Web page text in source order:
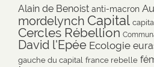
Alain de Benoist anti-macron
mordelynch Capital
Cercles Rébellion
David l'Epée Ecologie
gauche du capital france rebelle